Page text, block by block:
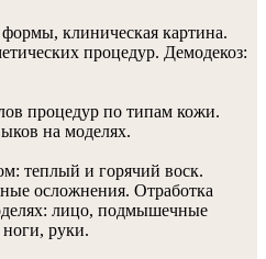
клиническая картина.
процедур. Демодекоз:
процедур по типам кожи.
на моделях.
теплый и горячий воск.
осложнения. Отработка
лицо, подмышечные
руки.